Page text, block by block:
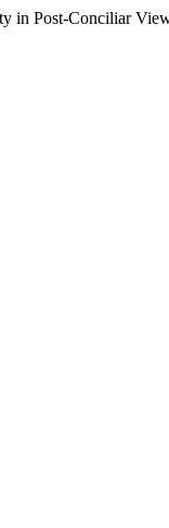
in Post-Conciliar